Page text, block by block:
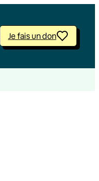
Je fais un don